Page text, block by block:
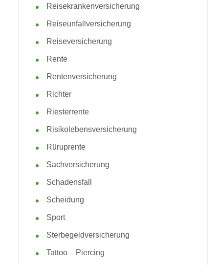
Reisekrankenversicherung
Reiseunfallversicherung
Reiseversicherung
Rente
Rentenversicherung
Richter
Riesterrente
Risikolebensversicherung
Rüruprente
Sachversicherung
Schadensfall
Scheidung
Sport
Sterbegeldversicherung
Tattoo – Piercing